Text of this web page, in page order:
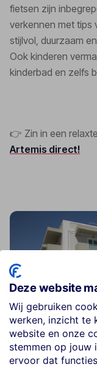
fietsen zijn
verkennen met tips
stijlvol, duurzaam
Ook kinderen
kinderbad en zelfs
👉 Zin in een
Artemis direct!
Deze website
Wij gebruiken
werken, inzicht te
website en onze
stemmen op jouw
ervoor dat